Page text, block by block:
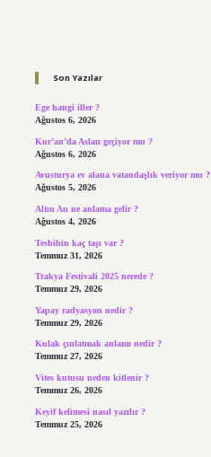
Son Yazılar
Ege hangi iller ?
Ağustos 6, 2026
Kur’an’da Aslan geçiyor mu ?
Ağustos 6, 2026
Avusturya ev alana vatandaşlık veriyor mu ?
Ağustos 5, 2026
Altın Au ne anlama gelir ?
Ağustos 4, 2026
Tesbihin kaç taşı var ?
Temmuz 31, 2026
Trakya Festivali 2025 nerede ?
Temmuz 29, 2026
Yapay radyasyon nedir ?
Temmuz 29, 2026
Kulak çınlatmak anlamı nedir ?
Temmuz 27, 2026
Vites kutusu neden kitlenir ?
Temmuz 26, 2026
Keyif kelimesi nasıl yazılır ?
Temmuz 25, 2026